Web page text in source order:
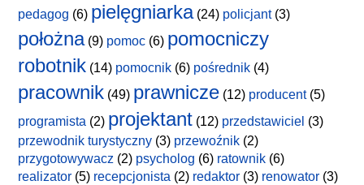
pedagog (6) pielęgniarka(24) policjant(3)
położna(9) pomoc (6) pomocniczy
robotnik (14) pomocnik (6) pośrednik (4)
pracownik (49) prawnicze (12) producent(5)
programista (2) projektant (12) przedstawiciel (3)
przewodnik turystyczny (3) przewoźnik (2)
przygotowywacz (2) psycholog (6) ratownik (6)
realizator (5) recepcjonista (2) redaktor (3) renowator (3)